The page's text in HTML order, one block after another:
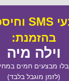
בהזמנת:
וילה מיה
מבצעים חמים
(לזמן מוגבל בלבד)